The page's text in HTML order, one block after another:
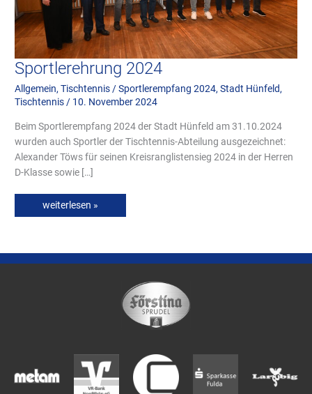
Sportlerehrung 2024
Allgemein,Tischtennis /Sportlerempfang 2024,Stadt Hünfeld,
Tischtennis / 10. November 2024
Beim Sportlerempfang 2024 der Stadt Hünfeld am 31.10.2024
wurden auch Sportler der Tischtennis-Abteilung ausgezeichnet:
Alexander Töws für seinen Kreisranglistensieg 2024 in der Herren
D-Klasse sowie […]
weiterlesen »